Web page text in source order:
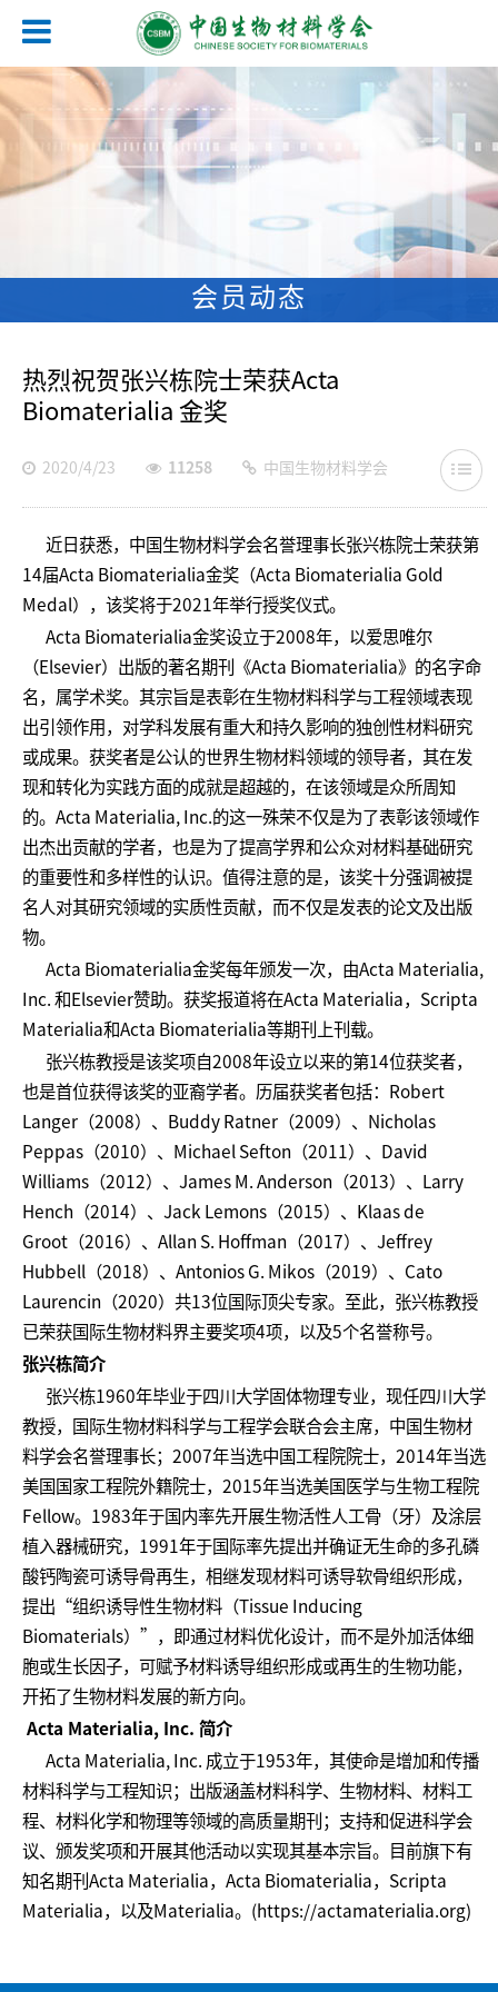
会员动态
热烈祝贺张兴栋院士荣获Acta
Biomaterialia 金奖
2020/4/23 11258 中国生物材料学会
近日获悉，中国生物材料学会名誉理事长张兴栋院士荣获第
14届Acta Biomaterialia金奖（Acta Biomaterialia Gold
Medal），该奖将于2021年举行授奖仪式。
Acta Biomaterialia金奖设立于2008年，以爱思唯尔
（Elsevier）出版的著名期刊《Acta Biomaterialia》的名字命
名，属学术奖。其宗旨是表彰在生物材料科学与工程领域表现
出引领作用，对学科发展有重大和持久影响的独创性材料研究
或成果。获奖者是公认的世界生物材料领域的领导者，其在发
现和转化为实践方面的成就是超越的，在该领域是众所周知
的。Acta Materialia, Inc.的这一殊荣不仅是为了表彰该领域作
出杰出贡献的学者，也是为了提高学界和公众对材料基础研究
的重要性和多样性的认识。值得注意的是，该奖十分强调被提
名人对其研究领域的实质性贡献，而不仅是发表的论文及出版
物。
Acta Biomaterialia金奖每年颁发一次，由Acta Materialia,
Inc. 和Elsevier赞助。获奖报道将在Acta Materialia，Scripta
Materialia和Acta Biomaterialia等期刊上刊载。
张兴栋教授是该奖项自2008年设立以来的第14位获奖者，
也是首位获得该奖的亚裔学者。历届获奖者包括：Robert
Langer（2008）、Buddy Ratner（2009）、Nicholas
Peppas（2010）、Michael Sefton（2011）、David
Williams（2012）、James M. Anderson（2013）、Larry
Hench（2014）、Jack Lemons（2015）、Klaas de
Groot（2016）、Allan S. Hoffman（2017）、Jeffrey
Hubbell（2018）、Antonios G. Mikos（2019）、Cato
Laurencin（2020）共13位国际顶尖专家。至此，张兴栋教授
已荣获国际生物材料界主要奖项4项，以及5个名誉称号。
张兴栋简介
张兴栋1960年毕业于四川大学固体物理专业，现任四川大学
教授，国际生物材料科学与工程学会联合会主席，中国生物材
料学会名誉理事长；2007年当选中国工程院院士，2014年当选
美国国家工程院外籍院士，2015年当选美国医学与生物工程院
Fellow。1983年于国内率先开展生物活性人工骨（牙）及涂层
植入器械研究，1991年于国际率先提出并确证无生命的多孔磷
酸钙陶瓷可诱导骨再生，相继发现材料可诱导软骨组织形成，
提出“组织诱导性生物材料（Tissue Inducing
Biomaterials）”，即通过材料优化设计，而不是外加活体细
胞或生长因子，可赋予材料诱导组织形成或再生的生物功能，
开拓了生物材料发展的新方向。
Acta Materialia, Inc. 简介
Acta Materialia, Inc. 成立于1953年，其使命是增加和传播
材料科学与工程知识；出版涵盖材料科学、生物材料、材料工
程、材料化学和物理等领域的高质量期刊；支持和促进科学会
议、颁发奖项和开展其他活动以实现其基本宗旨。目前旗下有
知名期刊Acta Materialia，Acta Biomaterialia，Scripta
Materialia，以及Materialia。(https://actamaterialia.org)